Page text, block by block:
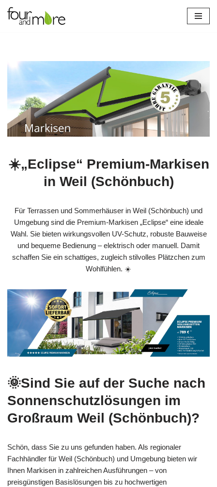
Zum
☀️„Eclipse“ Premium-Markisen
in Weil (Schönbuch)
Für Terrassen und Sommerhäuser in Weil (Schönbuch) und
Umgebung sind die Premium-Markisen „Eclipse“ eine ideale
Wahl. Sie bieten wirkungsvollen UV-Schutz, robuste Bauweise
und bequeme Bedienung – elektrisch oder manuell. Damit
schaffen Sie ein schattiges, zugleich stilvolles Plätzchen zum
Wohlfühlen. ☀️
🌞Sind Sie auf der Suche nach
Sonnenschutzlösungen im
Großraum Weil (Schönbuch)?
Schön, dass Sie zu uns gefunden haben. Als regionaler
Fachhändler für Weil (Schönbuch) und Umgebung bieten wir
Ihnen Markisen in zahlreichen Ausführungen – von
preisgünstigen Basislösungen bis zu hochwertigen